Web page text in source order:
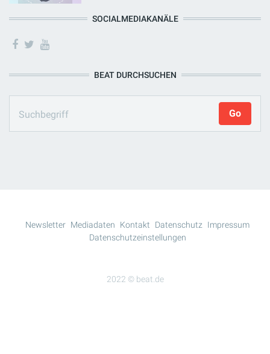
SOCIALMEDIAKANÄLE
BEAT DURCHSUCHEN
2022 © beat.de
Newsletter Mediadaten Kontakt Datenschutz
Impressum
Datenschutzeinstellungen